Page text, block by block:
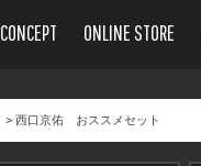
CONCEPT ONLINE STORE
> 西口京佑 おススメセット